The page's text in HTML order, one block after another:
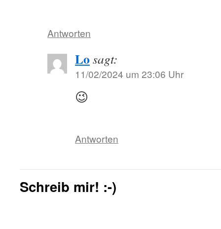
Antworten
Lo sagt:
11/02/2024 um 23:06 Uhr
😉
Antworten
Schreib mir! :-)